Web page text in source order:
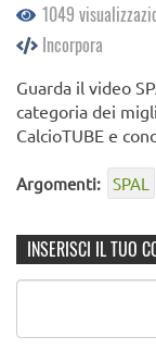
1049
Incorpora
Guarda il video
categoria dei
CalcioTUBE e
Argomenti: SPAL
INSERISCI IL TUO